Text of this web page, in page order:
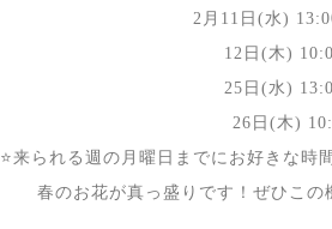
2月11日(水)
12日(木)
25日(水)
26日(木) 10:00〜16:00
⭐️来られる週の月曜日までにお好きな時
春のお花が真っ盛りです！ぜひこの